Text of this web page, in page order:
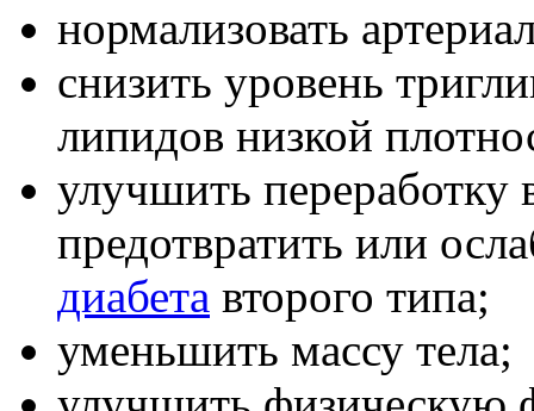
нормализовать
снизить уровень
липидов низкой
улучшить переработку
предотвратить или
диабета второго типа;
уменьшить массу тела;